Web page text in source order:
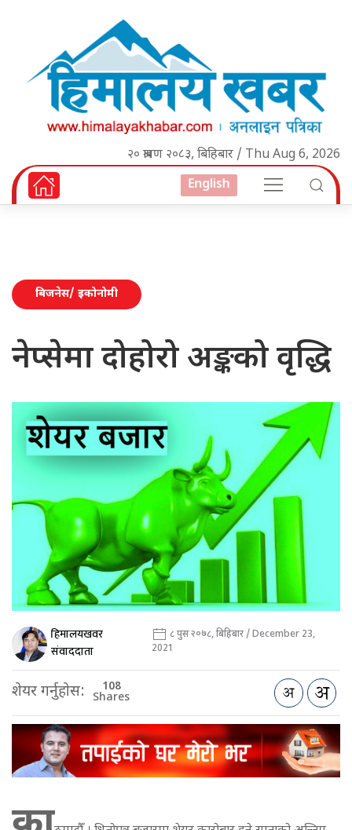
२० श्रावण २०८३, बिहिबार / Thu Aug 6, 2026
English
बिजनेस/ इकोनोमी
नेप्सेमा दोहोरो अङ्कको वृद्धि
हिमालयखवर
संवाददाता
८ पुस २०७८, बिहिबार / December 23,
2021
शेयर गर्नुहोस: 108
Shares